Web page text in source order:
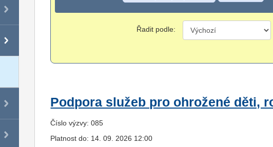
Řadit podle:
Podpora služeb pro ohrožené děti,
Číslo výzvy: 085
Platnost do: 14. 09. 2026 12:00